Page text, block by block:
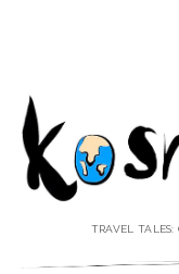
TRAVEL